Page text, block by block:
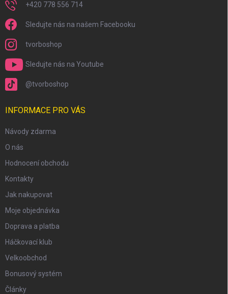
+420 778 556 714
Sledujte nás na našem Facebooku
tvorboshop
Sledujte nás na Youtube
@tvorboshop
INFORMACE PRO VÁS
Návody zdarma
O nás
Hodnocení obchodu
Kontakty
Jak nakupovat
Moje objednávka
Doprava a platba
Háčkovací klub
Velkoobchod
Bonusový systém
Články